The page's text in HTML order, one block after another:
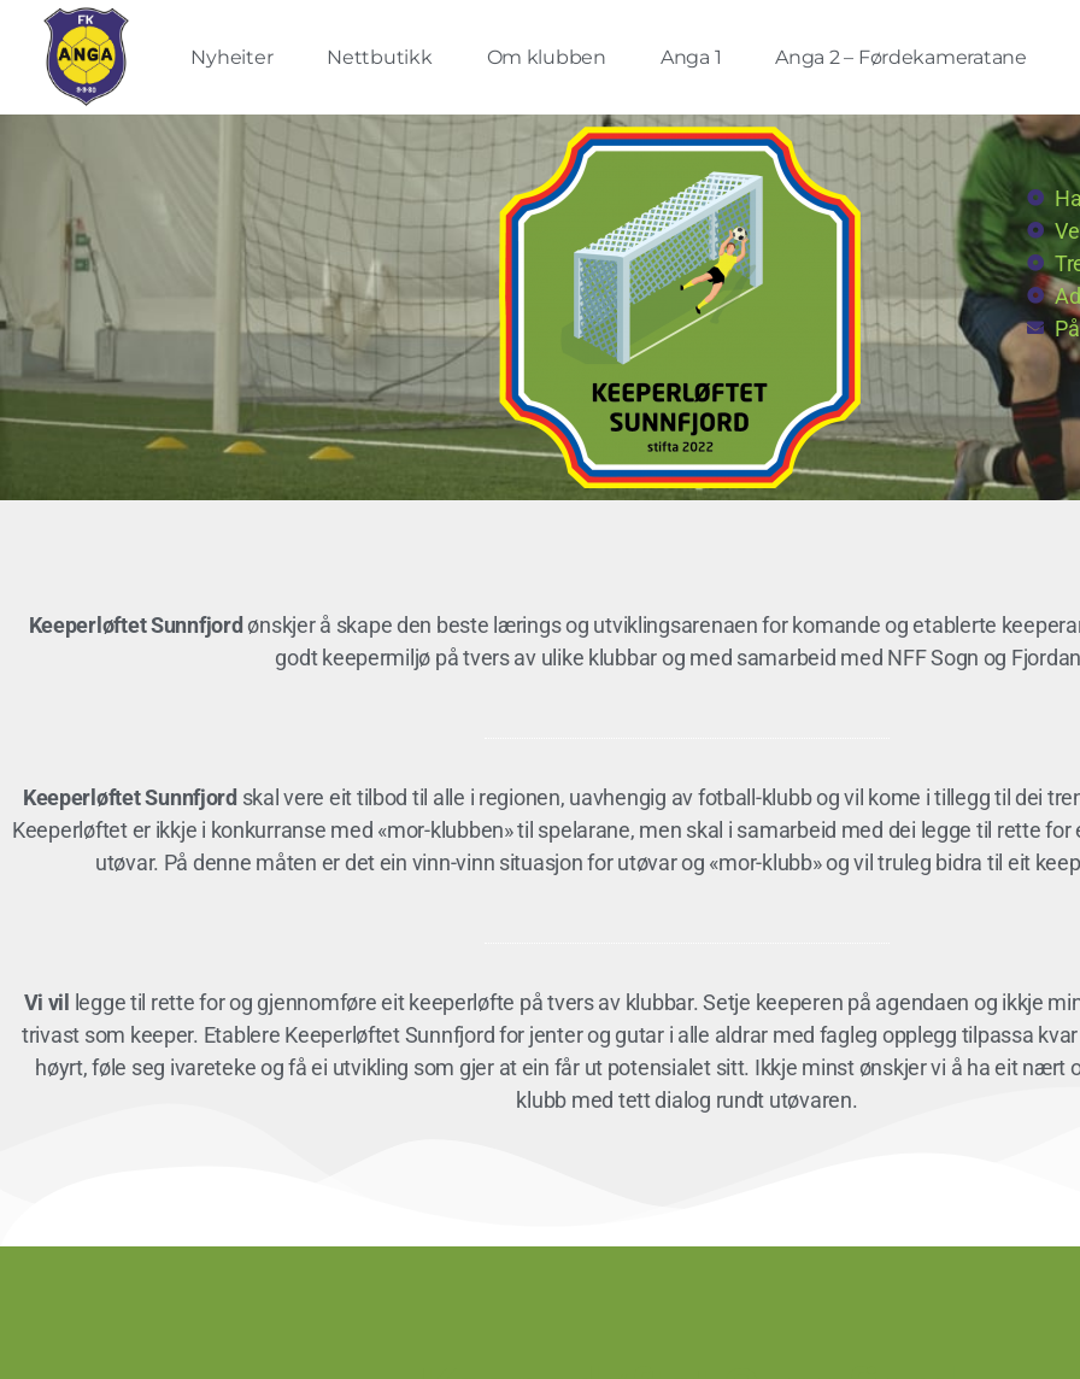
Nyheiter Nettbutikk Om klubben Anga 1 Anga 2 – Førdekameratane
Keeperløftet Sunnfjord ønskjer å skape den beste lærings og utviklingsarenaen for komande og etablerte
godt keepermiljø på tvers av ulike klubbar og med samarbeid med NFF Sogn og
Keeperløftet Sunnfjord skal vere eit tilbod til alle i regionen, uavhengig av fotball-klubb og vil kome i tillegg til dei
Keeperløftet er ikkje i konkurranse med «mor-klubben» til spelarane, men skal i samarbeid med dei legge til rette
utøvar. På denne måten er det ein vinn-vinn situasjon for utøvar og «mor-klubb» og vil truleg bidra til eit
Vi vil
legge til rette for og gjennomføre eit keeperløfte på tvers av klubbar. Setje keeperen på agendaen og ikkje
trivast som keeper. Etablere Keeperløftet Sunnfjord for jenter og gutar i alle aldrar med fagleg opplegg tilpassa
høyrt, føle seg ivareteke og få ei utvikling som gjer at ein får ut potensialet sitt. Ikkje minst ønskjer vi å ha eit nært
klubb med tett dialog rundt utøvaren.